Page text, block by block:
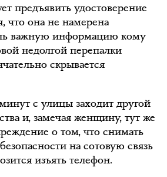
предъявить удостоверение
что она не намерена
важную информацию кому
недолгой перепалки
скрывается
с улицы заходит другой
и, замечая женщину, тут же
о том, что снимать
на сотовую связь
изъять телефон.